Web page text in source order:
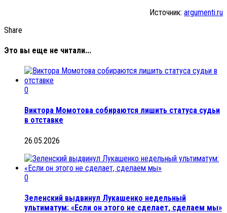
Источник: argumenti.ru
Share
Это вы еще не читали...
0
Виктора Момотова собираются лишить статуса судьи
в отставке
26.05.2026
0
Зеленский выдвинул Лукашенко недельный
ультиматум: «Если он этого не сделает, сделаем мы»